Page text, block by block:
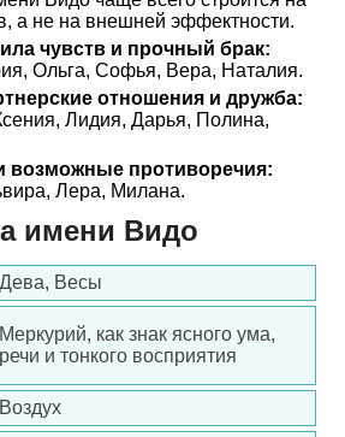
а не на внешней эффектности.
чувств и прочный брак:
Ольга, Софья, Вера, Наталия.
отношения и дружба:
Лидия, Дарья, Полина,
противоречия:
Лера, Милана.
имени Видо
Дева, Весы
Меркурий, как знак ясного ума,
речи и тонкого восприятия
Воздух